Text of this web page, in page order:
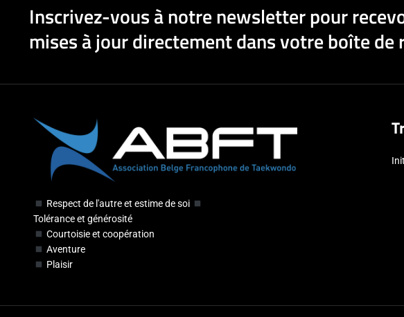
Inscrivez-vous à notre newsletter pour
mises à jour directement dans votre boîte de
Respect de l'autre et estime de soi
Tolérance et générosité
Courtoisie et coopération
Aventure
Plaisir